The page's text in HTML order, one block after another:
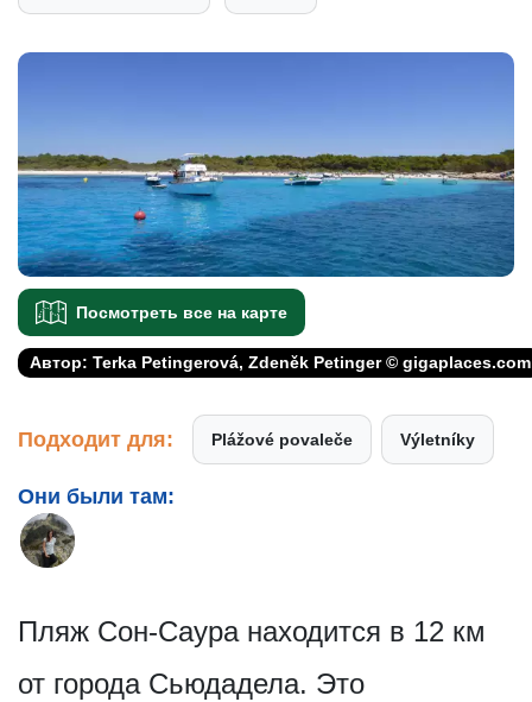
Посмотреть все на карте
Автор: Terka Petingerová, Zdeněk Petinger © gigaplaces.com
Подходит для: Plážové povaleče Výletníky
Они были там:
Пляж Сон-Саура находится в 12 км
от города Сьюдадела. Это